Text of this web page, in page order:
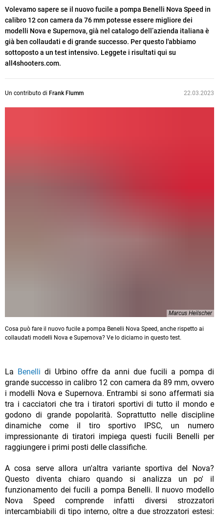
Volevamo sapere se il nuovo fucile a pompa Benelli Nova Speed in
calibro 12 con camera da 76 mm potesse essere migliore dei
modelli Nova e Supernova, già nel catalogo dell’azienda italiana è
già ben collaudati e di grande successo. Per questo l'abbiamo
sottoposto a un test intensivo. Leggete i risultati qui su
all4shooters.com.
Un contributo di Frank Flumm 22.03.2023
Marcus Heilscher
Cosa può fare il nuovo fucile a pompa Benelli Nova Speed, anche rispetto ai
collaudati modelli Nova e Supernova? Ve lo diciamo in questo test.
La Benelli di Urbino offre da anni due fucili a pompa di
grande successo in calibro 12 con camera da 89 mm, ovvero
i modelli Nova e Supernova. Entrambi si sono affermati sia
tra i cacciatori che tra i tiratori sportivi di tutto il mondo e
godono di grande popolarità. Soprattutto nelle discipline
dinamiche come il tiro sportivo IPSC, un numero
impressionante di tiratori impiega questi fucili Benelli per
raggiungere i primi posti delle classifiche.
A cosa serve allora un'altra variante sportiva del Nova?
Questo diventa chiaro quando si analizza un po' il
funzionamento dei fucili a pompa Benelli. Il nuovo modello
Nova Speed comprende infatti diversi strozzatori
intercambiabili di tipo interno, oltre a due strozzatori estesi: